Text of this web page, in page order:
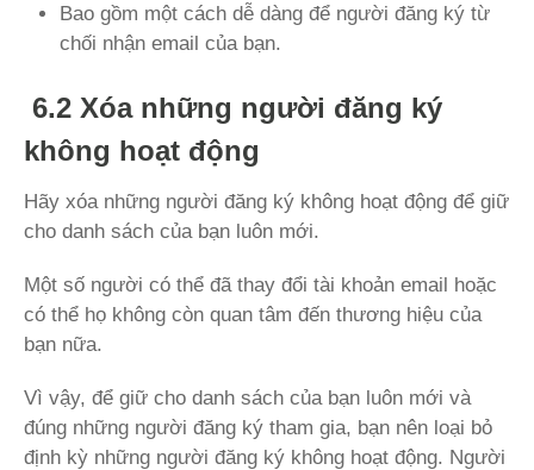
Bao gồm một cách dễ dàng để người đăng ký từ
chối nhận email của bạn.
6.2 Xóa những người đăng ký
không hoạt động
Hãy xóa những người đăng ký không hoạt động để giữ
cho danh sách của bạn luôn mới.
Một số người có thể đã thay đổi tài khoản email hoặc
có thể họ không còn quan tâm đến thương hiệu của
bạn nữa.
Vì vậy, để giữ cho danh sách của bạn luôn mới và
đúng những người đăng ký tham gia, bạn nên loại bỏ
định kỳ những người đăng ký không hoạt động. Người